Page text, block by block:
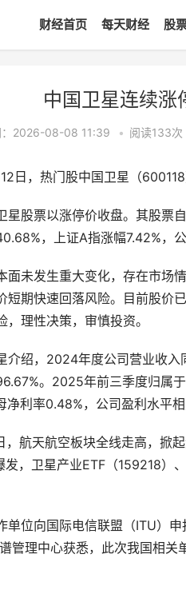
财经首页 每天财经 股
中国卫星连续涨
：2026-08-08 11:39 • 阅读133次
12日，热门股中国卫星（
星股票以涨停价收盘。其股票
，上证A指涨幅7.42%，
面未发生重大变化，存在市场
短期快速回落风险。目前股价
理性决策，审慎投资。
介绍，2024年度公司营业收
。2025年前三季度归属
利率0.48%，公司盈利水平相
，航天航空板块全线走高，掀
发，卫星产业ETF（159218
单位向国际电信联盟（ITU）
管理中心获悉，此次我国相